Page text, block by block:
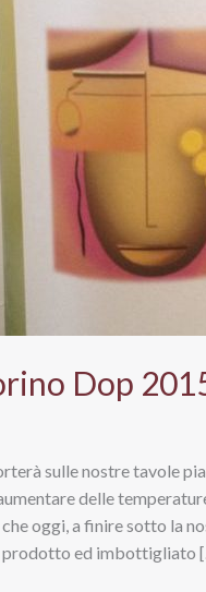
Dop
sulle nostre tavole
delle
oggi, a finire sotto la
prodotto ed imbottigliato